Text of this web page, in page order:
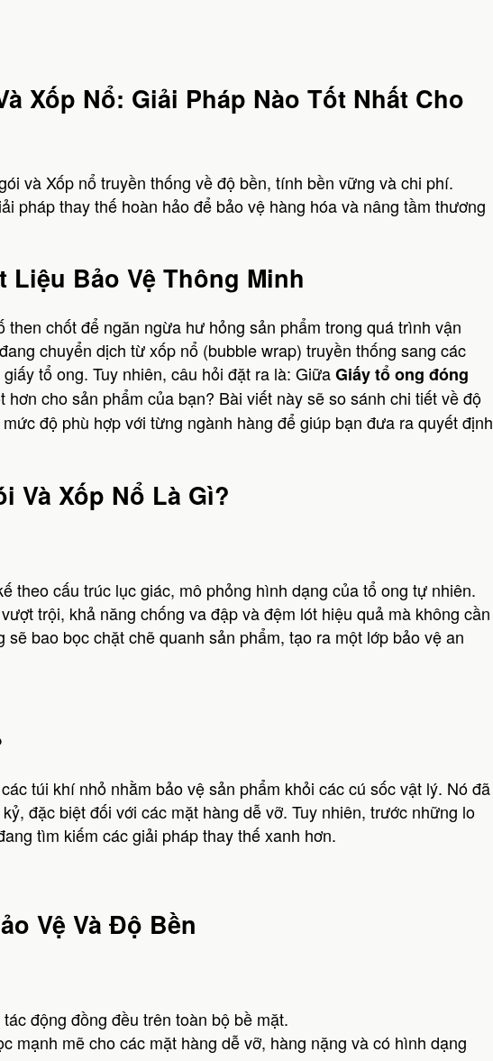
Xốp Nổ: Giải Pháp Nào Tốt Nhất Cho
và Xốp nổ truyền thống về độ bền, tính bền vững và chi phí.
pháp thay thế hoàn hảo để bảo vệ hàng hóa và nâng tầm thương
Bảo Vệ Thông Minh
chốt để ngăn ngừa hư hỏng sản phẩm trong quá trình vận
chuyển dịch từ xốp nổ (bubble wrap) truyền thống sang các
tổ ong. Tuy nhiên, câu hỏi đặt ra là: GiữaGiấy tổ ong đóng
cho sản phẩm của bạn? Bài viết này sẽ so sánh chi tiết về độ
độ phù hợp với từng ngành hàng để giúp bạn đưa ra quyết định
Và Xốp Nổ Là Gì?
theo cấu trúc lục giác, mô phỏng hình dạng của tổ ong tự nhiên.
trội, khả năng chống va đập và đệm lót hiệu quả mà không cần
bao bọc chặt chẽ quanh sản phẩm, tạo ra một lớp bảo vệ an
túi khí nhỏ nhằm bảo vệ sản phẩm khỏi các cú sốc vật lý. Nó đã
đặc biệt đối với các mặt hàng dễ vỡ. Tuy nhiên, trước những lo
tìm kiếm các giải pháp thay thế xanh hơn.
Vệ Và Độ Bền
động đồng đều trên toàn bộ bề mặt.
mạnh mẽ cho các mặt hàng dễ vỡ, hàng nặng và có hình dạng